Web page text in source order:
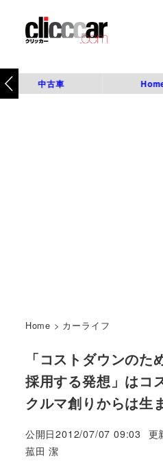
中古車
Home > カーライフ
「コストダウンの
採用する発想」はコ
クルマ創りからは生
公開日2012/07/07 09:03 更
著
菰田 潔